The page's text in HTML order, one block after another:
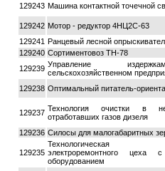
129243 Машина контактной точечной
129242 Мотор - редуктор 4НЦ2С-63
129241 Ранцевый лесной
129240 Сортиментовоз ТН-78
129239 Управление
сельскохозяйственном
129238 Оптимальный питатель-
129237 Технология очистки в
отработавших газов дизеля
129236 Силосы для малогабаритных
129235
Технологическая
электроремонтного цеха
оборудованием